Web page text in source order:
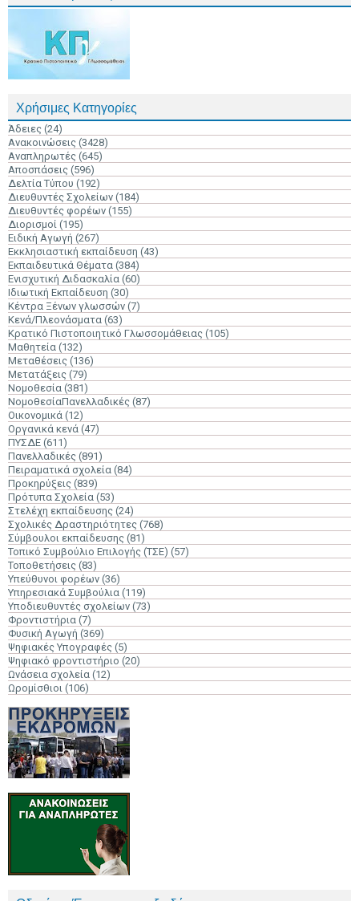
Χρήσιμες Κατηγορίες
Άδειες (24)
Ανακοινώσεις (3428)
Αναπληρωτές (645)
Αποσπάσεις (596)
Δελτία Τύπου (192)
Διευθυντές Σχολείων (184)
Διευθυντές φορέων (155)
Διορισμοί (195)
Ειδική Αγωγή (267)
Εκκλησιαστική εκπαίδευση (43)
Εκπαιδευτικά Θέματα (384)
Ενισχυτική Διδασκαλία (60)
Ιδιωτική Εκπαίδευση (30)
Κέντρα Ξένων γλωσσών (7)
Κενά/Πλεονάσματα (63)
Κρατικό Πιστοποιητικό Γλωσσομάθειας (105)
Μαθητεία (132)
Μεταθέσεις (136)
Μετατάξεις (79)
Νομοθεσία (381)
ΝομοθεσίαΠανελλαδικές (87)
Οικονομικά (12)
Οργανικά κενά (47)
ΠΥΣΔΕ (611)
Πανελλαδικές (891)
Πειραματικά σχολεία (84)
Προκηρύξεις (839)
Πρότυπα Σχολεία (53)
Στελέχη εκπαίδευσης (24)
Σχολικές Δραστηριότητες (768)
Σύμβουλοι εκπαίδευσης (81)
Τοπικό Συμβούλιο Επιλογής (ΤΣΕ) (57)
Τοποθετήσεις (83)
Υπεύθυνοι φορέων (36)
Υπηρεσιακά Συμβούλια (119)
Υποδιευθυντές σχολείων (73)
Φροντιστήρια (7)
Φυσική Αγωγή (369)
Ψηφιακές Υπογραφές (5)
Ψηφιακό φροντιστήριο (20)
Ωνάσεια σχολεία (12)
Ωρομίσθιοι (106)